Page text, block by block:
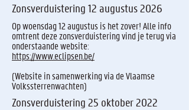
Zonsverduistering 12 augustus 2026
Op woensdag 12 augustus is het zover! Alle info
omtrent deze zonsverduistering vind je terug via
onderstaande website:
https://www.eclipsen.be/
(Website in samenwerking via de Vlaamse
Volkssterrenwachten)
Zonsverduistering 25 oktober 2022